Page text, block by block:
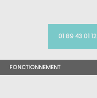
01 89 43 01 12
FONCTIONNEMENT